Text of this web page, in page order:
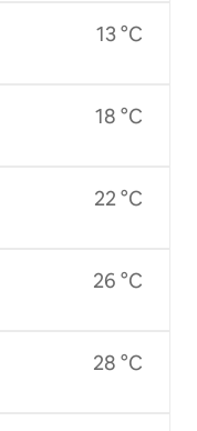
13 °C
18 °C
22 °C
26 °C
28 °C